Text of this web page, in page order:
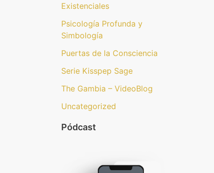
Existenciales
Psicología Profunda y
Simbología
Puertas de la Consciencia
Serie Kisspep Sage
The Gambia – VideoBlog
Uncategorized
Pódcast